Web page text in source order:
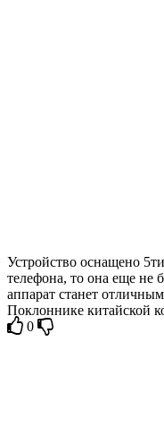
Устройство оснащено
телефона, то она еще не
аппарат станет
Поклоннике китайской
0